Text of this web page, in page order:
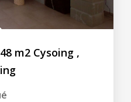
m2 Cysoing ,